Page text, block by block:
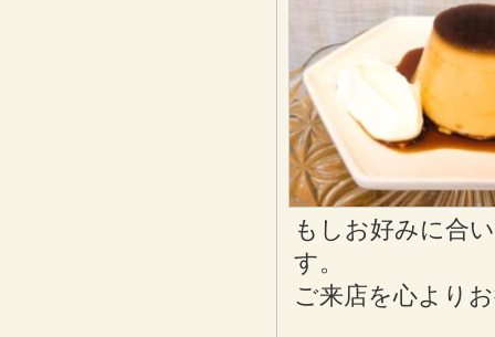
もしお好みに合
す。
ご来店を心より